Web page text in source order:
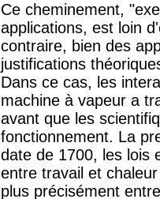
Ce cheminement,
applications, est loin
contraire, bien des
justifications
Dans ce cas, les
machine à vapeur a
avant que les
fonctionnement. La
date de 1700, les lois
entre travail et
plus précisément